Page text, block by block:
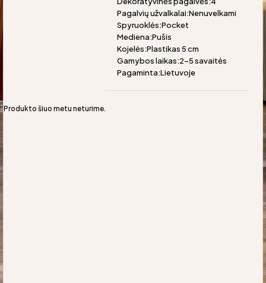
Pagalvių užvalkalai:Nenuvelkami
Spyruoklės:Pocket
Mediena:Pušis
Kojelės:Plastikas 5 cm
Gamybos laikas:2-5 savaitės
Pagaminta:Lietuvoje
Produkto šiuo metu neturime.